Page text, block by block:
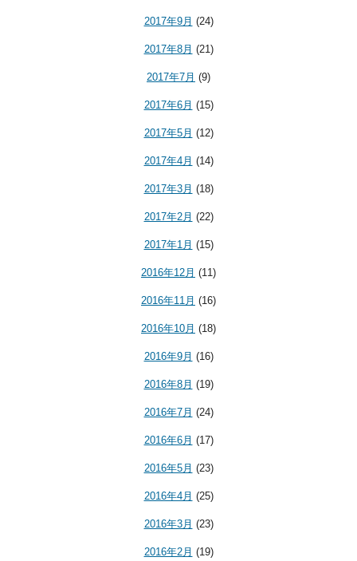
2017年9月 (24)
2017年8月 (21)
2017年7月 (9)
2017年6月 (15)
2017年5月 (12)
2017年4月 (14)
2017年3月 (18)
2017年2月 (22)
2017年1月 (15)
2016年12月 (11)
2016年11月 (16)
2016年10月 (18)
2016年9月 (16)
2016年8月 (19)
2016年7月 (24)
2016年6月 (17)
2016年5月 (23)
2016年4月 (25)
2016年3月 (23)
2016年2月 (19)